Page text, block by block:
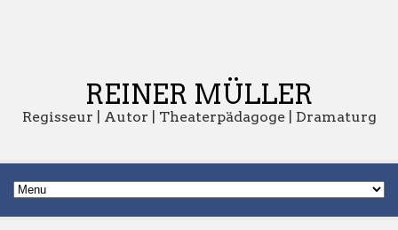
REINER MÜLLER
Regisseur | Autor | Theaterpädagoge | Dramaturg